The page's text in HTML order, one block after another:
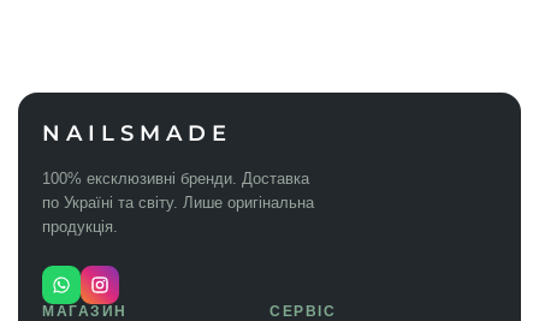
NAILSMADE
100% ексклюзивні бренди. Доставка
по Україні та світу. Лише оригінальна
продукція.
МАГАЗИН СЕРВІС